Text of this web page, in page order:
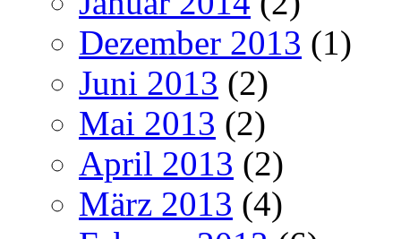
Dezember 2013 (1)
Juni 2013 (2)
Mai 2013 (2)
April 2013 (2)
März 2013 (4)